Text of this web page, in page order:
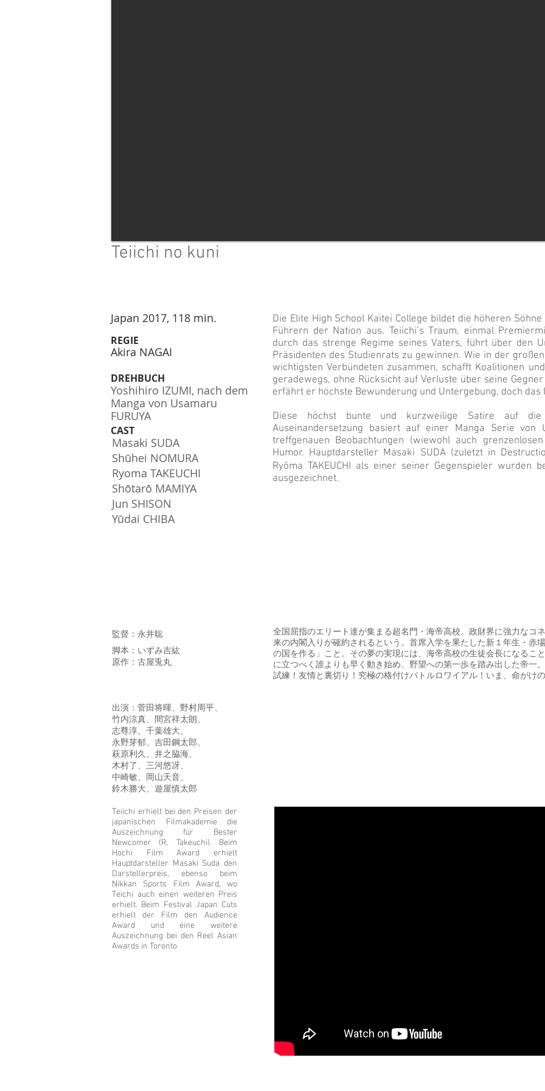
Teiichi no kuni
Akira NAGAI
Yoshihiro IZUMI, nach dem
Manga von Usamaru
FURUYA
REGIE
DREHBUCH
CAST
Japan 2017, 118 min.
Masaki SUDA
Shūhei NOMURA
Ryoma TAKEUCHI
Shōtarō MAMIYA
Jun SHISON
Yūdai CHIBA
Die Elite High School Kaitei College bildet die höheren
Führern der Nation aus. Teiichi’s Traum, einmal
durch das strenge Regime seines Vaters, führt über den
Präsidenten des Studienrats zu gewinnen. Wie in der
wichtigsten Verbündeten zusammen, schafft Koalitionen
geradewegs, ohne Rücksicht auf Verluste über seine
erfährt er höchste Bewunderung und Untergebung, doch
Diese höchst bunte und kurzweilige Satire auf
Auseinandersetzung basiert auf einer Manga Serie von
treffgenauen Beobachtungen (wiewohl auch
Humor. Hauptdarsteller Masaki SUDA (zuletzt in
Ryōma TAKEUCHI als einer seiner Gegenspieler wurden
ausgezeichnet.
監督：永井聡
脚本：いずみ吉紘
原作：古屋兎丸
出演：菅田将暉、野村周平、
竹内涼真、間宮祥太朗、
志尊淳、千葉雄大、
永野芽郁、吉田鋼太郎、
萩原利久、井之脇海、
木村了、三河悠冴、
中崎敏、岡山天音、
鈴木勝大、遊屋慎太郎
全国屈指のエリート達が集まる超名門・海帝高校。政財界に強力なコ
来の内閣入りが確約されるという。首席入学を果たした新１年生・赤
の国を作る」こと。その夢の実現には、海帝高校の生徒会長になるこ
に立つべく誰よりも早く動き始め、野望への第一歩を踏み出した帝一
試練！友情と裏切り！究極の格付けバトルロワイアル！いま、命がけ
Teiichi erhielt bei den Preisen der
japanischen Filmakademie die
Auszeichnung für Bester
Newcomer (R. Takeuchi). Beim
Hochi Film Award erhielt
Hauptdarsteller Masaki Suda den
Darstellerpreis, ebenso beim
Nikkan Sports Film Award, wo
Teichi auch einen weiteren Preis
erhielt. Beim Festival Japan Cuts
erhielt der Film den Audience
Award und eine weitere
Auszeichnung bei den Reel Asian
Awards in Toronto